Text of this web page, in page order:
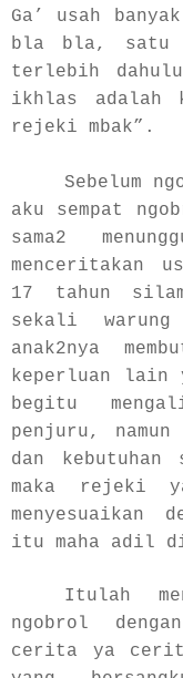
Ga’ usah
bla bla, satu
terlebih
ikhlas adalah
rejeki mbak”.
Sebelum
aku sempat
sama2
menceritakan
17 tahun
sekali
anak2nya
keperluan lain
begitu
penjuru,
dan
maka rejeki
menyesuaikan
itu maha adil
Itulah
ngobrol
cerita ya